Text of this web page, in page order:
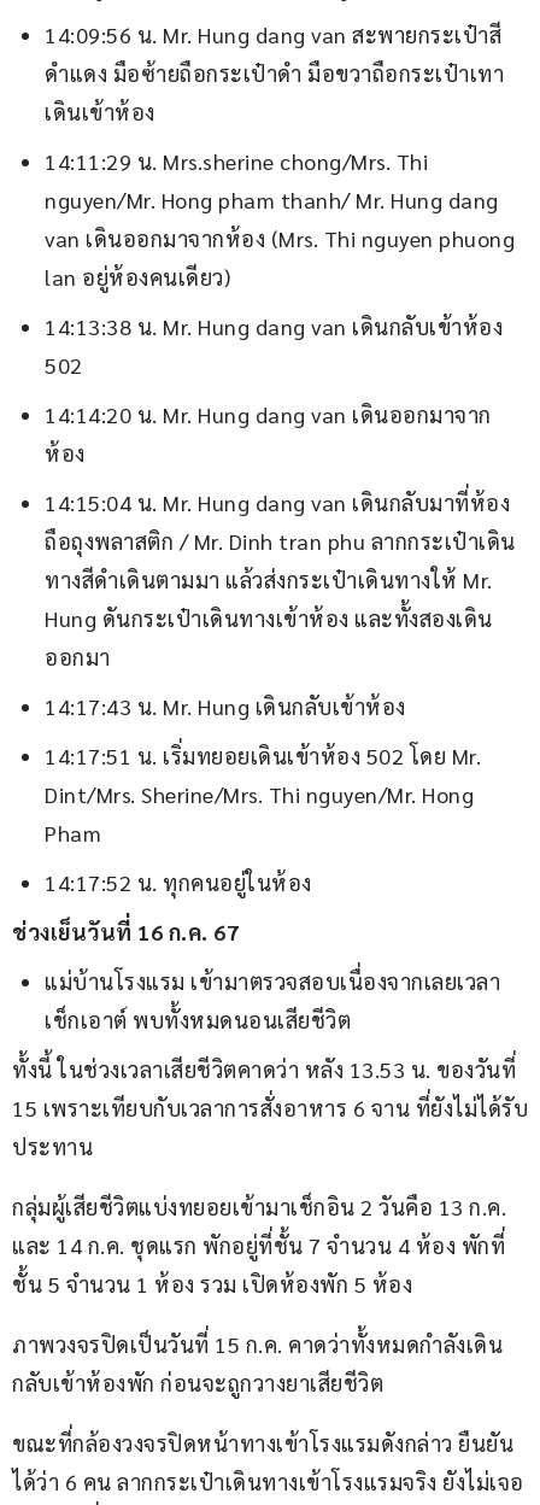
14:09:56 น. Mr. Hung dang van สะพายกระเป๋าสี
ดำแดง มือซ้ายถือกระเป๋าดำ มือขวาถือกระเป๋าเทา
เดินเข้าห้อง
14:11:29 น. Mrs.sherine chong/Mrs. Thi
nguyen/Mr. Hong pham thanh/ Mr. Hung dang
van เดินออกมาจากห้อง (Mrs. Thi nguyen phuong
lan อยู่ห้องคนเดียว)
14:13:38 น. Mr. Hung dang van เดินกลับเข้าห้อง
502
14:14:20 น. Mr. Hung dang van เดินออกมาจาก
ห้อง
14:15:04 น. Mr. Hung dang van เดินกลับมาที่ห้อง
ถือถุงพลาสติก / Mr. Dinh tran phu ลากกระเป๋าเดิน
ทางสีดำเดินตามมา แล้วส่งกระเป๋าเดินทางให้ Mr.
Hung ดันกระเป๋าเดินทางเข้าห้อง และทั้งสองเดิน
ออกมา
14:17:43 น. Mr. Hung เดินกลับเข้าห้อง
14:17:51 น. เริ่มทยอยเดินเข้าห้อง 502 โดย Mr.
Dint/Mrs. Sherine/Mrs. Thi nguyen/Mr. Hong
Pham
14:17:52 น. ทุกคนอยู่ในห้อง
ช่วงเย็นวันที่ 16 ก.ค. 67
แม่บ้านโรงแรม เข้ามาตรวจสอบเนื่องจากเลยเวลา
เช็กเอาต์ พบทั้งหมดนอนเสียชีวิต
ทั้งนี้ ในช่วงเวลาเสียชีวิตคาดว่า หลัง 13.53 น. ของวันที่
15 เพราะเทียบกับเวลาการสั่งอาหาร 6 จาน ที่ยังไม่ได้รับ
ประทาน
กลุ่มผู้เสียชีวิตแบ่งทยอยเข้ามาเช็กอิน 2 วันคือ 13 ก.ค.
และ 14 ก.ค. ชุดแรก พักอยู่ที่ชั้น 7 จำนวน 4 ห้อง พักที่
ชั้น 5 จำนวน 1 ห้อง รวม เปิดห้องพัก 5 ห้อง
ภาพวงจรปิดเป็นวันที่ 15 ก.ค. คาดว่าทั้งหมดกำลังเดิน
กลับเข้าห้องพัก ก่อนจะถูกวางยาเสียชีวิต
ขณะที่กล้องวงจรปิดหน้าทางเข้าโรงแรมดังกล่าว ยืนยัน
ได้ว่า 6 คน ลากกระเป๋าเดินทางเข้าโรงแรมจริง ยังไม่เจอ